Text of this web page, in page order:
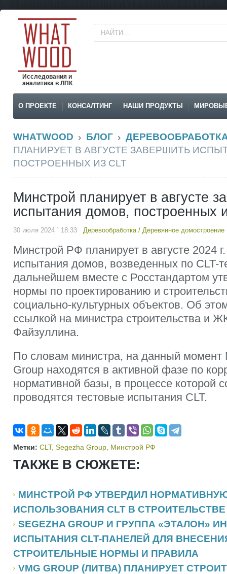
Исследования и
аналитика в ЛПК
О ПРОЕКТЕ КОНСАЛТИНГ НАШИ ПРОДУКТЫ
WHATWOOD БЛОГ
ПЛАНИРУЕТ В АВГУСТЕ ЗАВЕРШИТЬ
ПОСТРОЕННЫХ ИЗ CLT
Минстрой планирует в августе
испытания домов, построенных
30 июля 2024 ` 18:33 Деревообработка/ Деревянное домостроение
Минстрой РФ планирует в августе 2024
испытания домов, возведенных по CLT-
дальнейшем вместе с Росстандартом
нормы по проектированию и
социально-культурных объектов. Об
ссылкой на министра строительства и
Файзуллина.
По словам министра, на данный момент
Group находятся в активной фазе по
нормативной базы, в процессе которой
проводятся тестовые испытания CLT.
Метки: CLT, Segezha Group Минстрой РФ
ТАКЖЕ В СЮЖЕТЕ:
МИНСТРОЙ РФ УТВЕРДИЛ
ИСПОЛЬЗОВАНИЯ CLT В СТРОИТЕЛЬСТВЕ
SEGEZHA GROUP И ГРУППА «ЭТАЛОН»
ИСПЫТАНИЯ CLT-ПАНЕЛЕЙ ДЛЯ
СТРОИТЕЛЬНЫЕ НОРМЫ И ПРАВИЛА
VMG GROUP (ЛИТВА) ПЛАНИРУЕТ